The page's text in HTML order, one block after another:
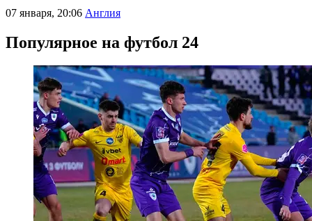
07 января, 20:06 Англия
Популярное на футбол 24